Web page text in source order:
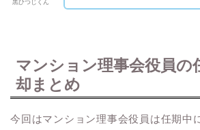
黒ひつじくん
マンション理事会役員の
却まとめ
今回はマンション理事会役員は任期中